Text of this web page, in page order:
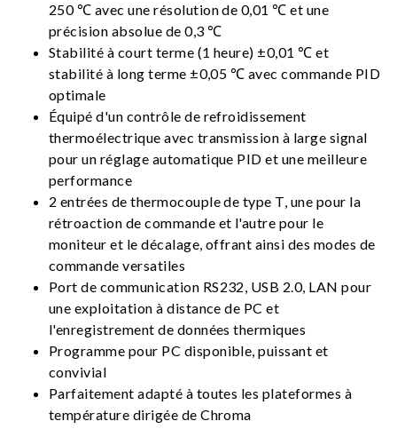
250 ℃ avec une résolution de 0,01 ℃ et une
précision absolue de 0,3 ℃
Stabilité à court terme (1 heure) ±0,01 ℃ et
stabilité à long terme ±0,05 ℃ avec commande PID
optimale
Équipé d'un contrôle de refroidissement
thermoélectrique avec transmission à large signal
pour un réglage automatique PID et une meilleure
performance
2 entrées de thermocouple de type T, une pour la
rétroaction de commande et l'autre pour le
moniteur et le décalage, offrant ainsi des modes de
commande versatiles
Port de communication RS232, USB 2.0, LAN pour
une exploitation à distance de PC et
l'enregistrement de données thermiques
Programme pour PC disponible, puissant et
convivial
Parfaitement adapté à toutes les plateformes à
température dirigée de Chroma